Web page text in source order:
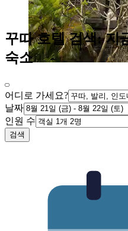
꾸따 호텔 검색: 지
숙소
어디로 가세요?
날짜
인원 수
검색